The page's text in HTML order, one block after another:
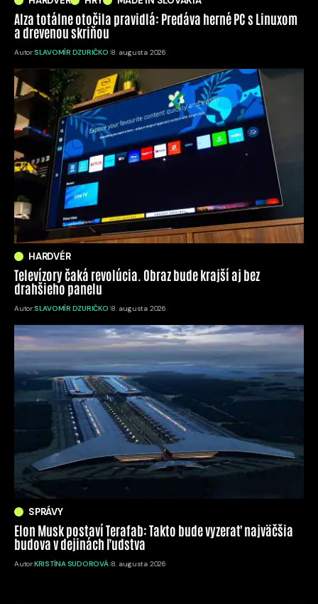
Alza totálne otočila pravidlá: Predáva herné PC s Linuxom
a drevenou skriňou
Autor:SLAVOMÍR DZURIČKO 8. augusta 2026
HARDVÉR
Televízory čaká revolúcia. Obraz bude krajší aj bez
drahšieho panelu
Autor:SLAVOMÍR DZURIČKO 8. augusta 2026
SPRÁVY
Elon Musk postaví Terafab: Takto bude vyzerať najväčšia
budova v dejinách ľudstva
Autor:KRISTÍNA SUDOROVÁ 8. augusta 2026